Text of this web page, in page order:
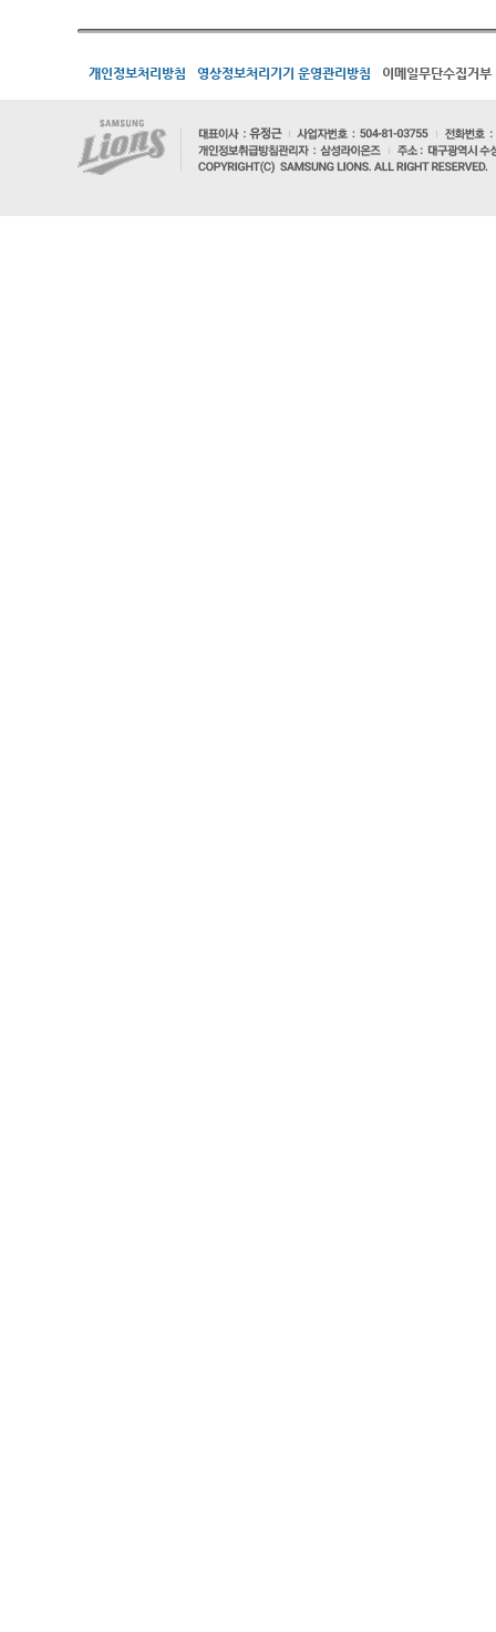
개인정보처리방침 영상정보처리기기 운영관리방침 이메일무단수집거부